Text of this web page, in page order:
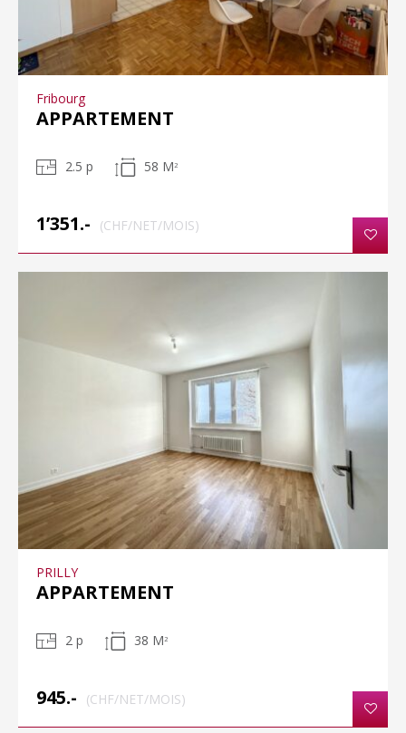
Fribourg
APPARTEMENT
2.5 p 58 M 2
1’351.- (CHF/NET/MOIS)
PRILLY
APPARTEMENT
2 p 38 M 2
945.- (CHF/NET/MOIS)